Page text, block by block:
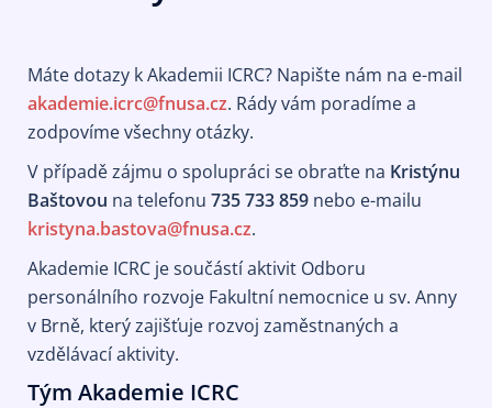
Máte dotazy k Akademii ICRC? Napište nám na e-mail
akademie.icrc@fnusa.cz. Rády vám poradíme a
zodpovíme všechny otázky.
V případě zájmu o spolupráci se obraťte na Kristýnu
Baštovou na telefonu 735 733 859 nebo e-mailu
kristyna.bastova@fnusa.cz.
Akademie ICRC je součástí aktivit Odboru
personálního rozvoje Fakultní nemocnice u sv. Anny
v Brně, který zajišťuje rozvoj zaměstnaných a
vzdělávací aktivity.
Tým Akademie ICRC